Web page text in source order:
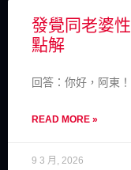
發覺同老婆
點解
回答：你好，阿東
READ MORE »
9 3 月, 2026